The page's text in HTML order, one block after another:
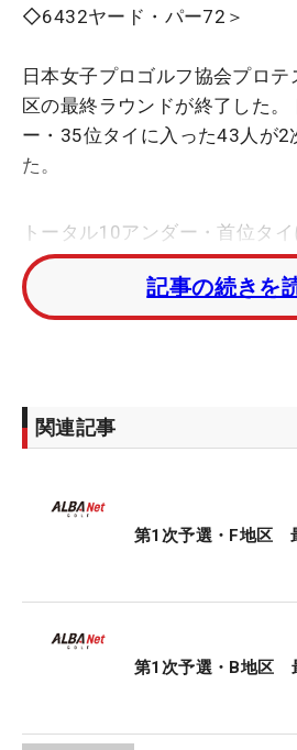
◇6432ヤード・パー72＞
日本女子プロゴルフ協会プロ
区の最終ラウンドが終了した
ー・35位タイに入った43人が2
た。
トータル10アンダー・首位タ
タル5アンダー・2位に女子プ
海、トータル3アンダー・3位
奈々が続いた。
ータルイーブンパー・10位タイ
ヒロインゴルフツアー勢・平畑
本彩乃はトータル4オーバー・
第1次予選は7～8月に6地区で
がった選手は11月4日から始ま
記事の続きを
関連記事
第1次予選・F地区
第1次予選・B地区